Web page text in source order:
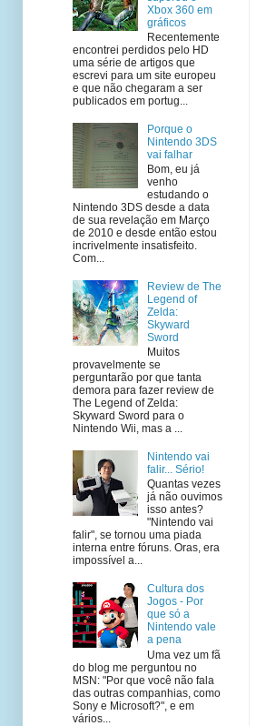
Xbox 360 em
gráficos
Recentemente
encontrei perdidos pelo HD
uma série de artigos que
escrevi para um site europeu
e que não chegaram a ser
publicados em portug...
Porque o
Nintendo 3DS
vai falhar
Bom, eu já
venho
estudando o
Nintendo 3DS desde a data
de sua revelação em Março
de 2010 e desde então estou
incrivelmente insatisfeito.
Com...
Review de The
Legend of
Zelda:
Skyward
Sword
Muitos
provavelmente se
perguntarão por que tanta
demora para fazer review de
The Legend of Zelda:
Skyward Sword para o
Nintendo Wii, mas a ...
Nintendo vai
falir... Sério!
Quantas vezes
já não ouvimos
isso antes?
"Nintendo vai
falir", se tornou uma piada
interna entre fóruns. Oras, era
impossível a...
Cultura dos
Jogos - Por
que só a
Nintendo vale
a pena
Uma vez um fã
do blog me perguntou no
MSN: "Por que você não fala
das outras companhias, como
Sony e Microsoft?", e em
vários...